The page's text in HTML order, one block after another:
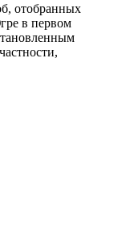
отобранных
в первом